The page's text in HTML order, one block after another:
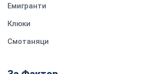
Емигранти
Клюки
Смотаняци